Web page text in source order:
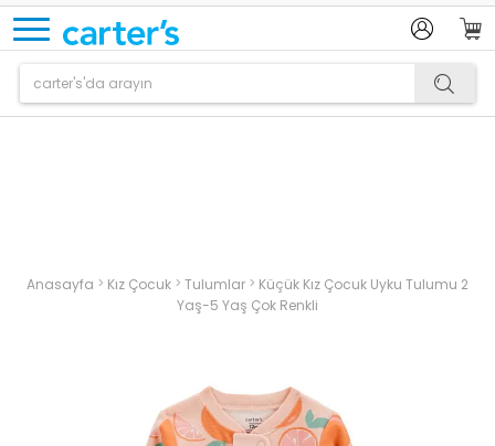
Anasayfa > Kız Çocuk > Tulumlar > Küçük Kız Çocuk Uyku Tulumu 2
Yaş-5 Yaş Çok Renkli
Ürün sepetinize eklenmiştir.